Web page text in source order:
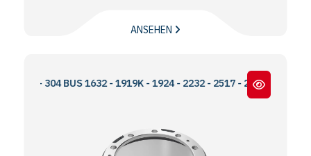
ANSEHEN
304 BUS 1632 - 1919K - 1924 - 2232 - 2517 - 2521 - 2524